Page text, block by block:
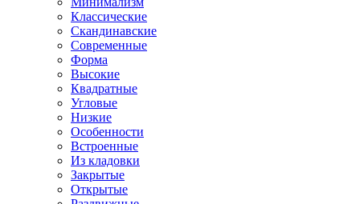
Классические
Скандинавские
Современные
Форма
Высокие
Квадратные
Угловые
Низкие
Особенности
Встроенные
Из кладовки
Закрытые
Открытые